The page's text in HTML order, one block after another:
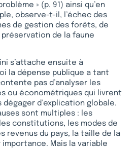
» (p. 91) ainsi qu’en
observe-t-il, l’échec des
de gestion des forêts, de
préservation de la faune
s’attache ensuite à
la dépense publique a tant
pas d’analyser les
ou économétriques qui livrent
d’explication globale.
sont multiples : les
constitutions, les modes de
revenus du pays, la taille de la
Mais la variable